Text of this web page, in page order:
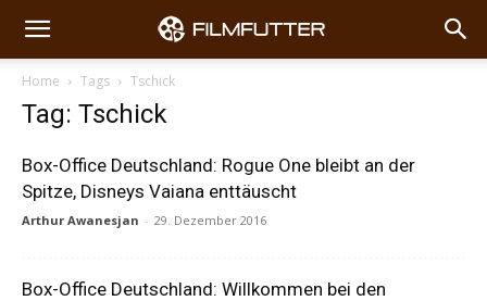
Home Tags Tschick
Tag: Tschick
Box-Office Deutschland: Rogue One bleibt an der
Spitze, Disneys Vaiana enttäuscht
Arthur Awanesjan - 29. Dezember 2016
Box-Office Deutschland: Willkommen bei den